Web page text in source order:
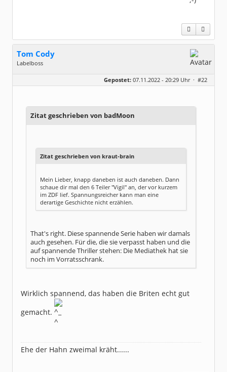
Tom Cody
Labelboss
Alter:
70
Gepostet: 07.11.2022 - 20:29 Uhr · #22
Zitat geschrieben von badMoon
Zitat geschrieben von kraut-brain
Mein Lieber, knapp daneben ist auch daneben. Dann
schaue dir mal den 6 Teiler "Vigil" an, der vor kurzem
im ZDF lief. Spannungsreicher kann man eine
derartige Geschichte nicht erzählen.
That's right. Diese spannende Serie haben wir damals
auch gesehen. Für die, die sie verpasst haben und die
auf spannende Thriller stehen: Die Mediathek hat sie
noch im Vorratsschrank.
Wirklich spannend, das haben die Briten echt gut
gemacht.
Ehe der Hahn zweimal kräht......